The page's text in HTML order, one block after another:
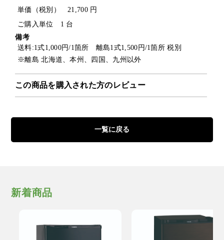
単価（税別） 21,700 円
ご購入単位 1 台
備考
送料:1式1,000円/1箇所 離島1式1,500円/1箇所 税別
※離島 北海道、本州、四国、九州以外
この商品を購入された方のレビュー
一覧に戻る
新着商品